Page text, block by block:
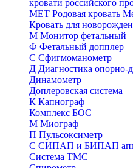
кровати российского
МЕТ Родовая кровать
Кровать для
М Монитор фетальный
Ф Фетальный допплер
C Cфигмоманометр
Д Диагностика опорно-
Динамометр
Доплеровская система
К Капнограф
Комплекс БОС
М Миограф
П Пульсоксиметр
С СИПАП и БИПАП
Система ТМС